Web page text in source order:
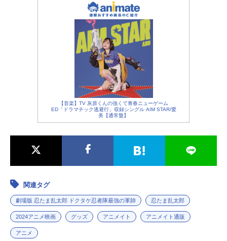
原作：尼子騒兵衛「落第忍者乱太
郎」より監督：河内日出夫シリーズ
構成：浦...
【音楽】TV 灰原くんの強くて青春ニューゲーム
ED「ドラマチック逃避行」収録シングル AIM STAR/愛
美【通常盤】
関連タグ
劇場版 忍たま乱太郎 ドクタケ忍者隊最強の軍師 忍たま乱太郎
2024アニメ映画 グッズ アニメイト アニメイト通販
アニメ